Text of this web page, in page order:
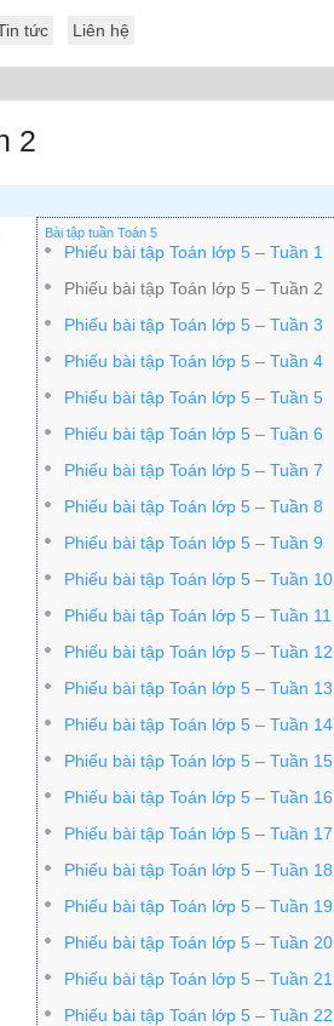
tức Liên hệ
2
Bài tập tuần Toán 5
Phiếu bài tập Toán lớp 5 – Tuần 1
Phiếu bài tập Toán lớp 5 – Tuần 2
Phiếu bài tập Toán lớp 5 – Tuần 3
Phiếu bài tập Toán lớp 5 – Tuần 4
Phiếu bài tập Toán lớp 5 – Tuần 5
Phiếu bài tập Toán lớp 5 – Tuần 6
Phiếu bài tập Toán lớp 5 – Tuần 7
Phiếu bài tập Toán lớp 5 – Tuần 8
Phiếu bài tập Toán lớp 5 – Tuần 9
Phiếu bài tập Toán lớp 5 – Tuần 10
Phiếu bài tập Toán lớp 5 – Tuần 11
Phiếu bài tập Toán lớp 5 – Tuần 12
Phiếu bài tập Toán lớp 5 – Tuần 13
Phiếu bài tập Toán lớp 5 – Tuần 14
Phiếu bài tập Toán lớp 5 – Tuần 15
Phiếu bài tập Toán lớp 5 – Tuần 16
Phiếu bài tập Toán lớp 5 – Tuần 17
Phiếu bài tập Toán lớp 5 – Tuần 18
Phiếu bài tập Toán lớp 5 – Tuần 19
Phiếu bài tập Toán lớp 5 – Tuần 20
Phiếu bài tập Toán lớp 5 – Tuần 21
Phiếu bài tập Toán lớp 5 – Tuần 22